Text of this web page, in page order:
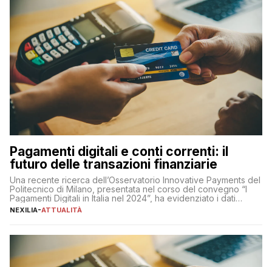
Pagamenti digitali e conti correnti: il
futuro delle transazioni finanziarie
Una recente ricerca dell’Osservatorio Innovative Payments del
Politecnico di Milano, presentata nel corso del convegno “I
Pagamenti Digitali in Italia nel 2024”, ha evidenziato i dati
definitivi del primo semestre 2024 relativamente alle
NEXILIA-ATTUALITÀ